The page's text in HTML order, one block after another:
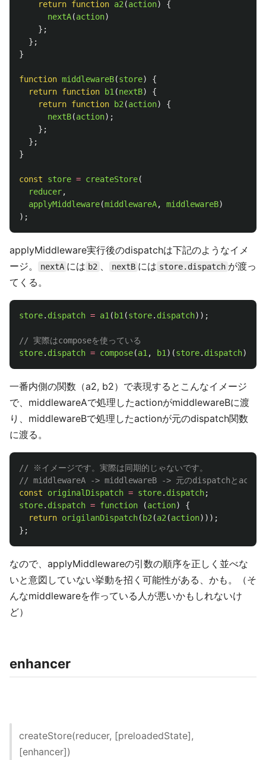
return function a2 (action)
{
nextA(action)
};
};
}
function middlewareB(store)
{
return function b1 (nextB)
{
return function b2 (action)
{
nextB(action);
};
};
}
const store = createStore(
reducer,
applyMiddleware(middlewareA, middlewareB)
);
applyMiddleware実行後のdispatchは下記のようなイメ
ージ。
nextA には b2 、 nextB には store.dispatch が渡っ
てくる。
store. dispatch = a1 ( b1 (store. dispatch));
// 実際はcomposeを使っている
store. dispatch = compose(a1 , b1 )(store. dispatch);
一番内側の関数（a2, b2）で表現するとこんなイメージ
で、middlewareAで処理したactionがmiddlewareBに渡
り、middlewareBで処理したactionが元のdispatch関数
に渡る。
// ※イメージです。実際は同期的じゃないです。
// middlewareA -> middlewareB -> 元のdispatchとactionが
const
originalDispatch = store. dispatch;
store. dispatch = function (action)
{
return origilanDispatch( b2 (a2 (action)));
};
なので、applyMiddlewareの引数の順序を正しく並べな
いと意図していない挙動を招く可能性がある、かも。（そ
んなmiddlewareを作っている人が悪いかもしれないけ
ど）
enhancer
createStore(reducer, [preloadedState],
[enhancer])